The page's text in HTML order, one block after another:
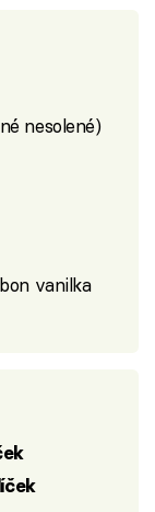
nesolené)
vanilka